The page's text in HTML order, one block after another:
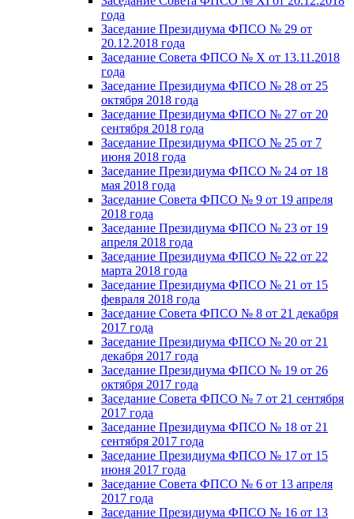
года
Заседание Президиума ФПСО № 29 от
20.12.2018 года
Заседание Совета ФПСО № X от 13.11.2018
года
Заседание Президиума ФПСО № 28 от 25
октября 2018 года
Заседание Президиума ФПСО № 27 от 20
сентября 2018 года
Заседание Президиума ФПСО № 25 от 7
июня 2018 года
Заседание Президиума ФПСО № 24 от 18
мая 2018 года
Заседание Совета ФПСО № 9 от 19 апреля
2018 года
Заседание Президиума ФПСО № 23 от 19
апреля 2018 года
Заседание Президиума ФПСО № 22 от 22
марта 2018 года
Заседание Президиума ФПСО № 21 от 15
февраля 2018 года
Заседание Совета ФПСО № 8 от 21 декабря
2017 года
Заседание Президиума ФПСО № 20 от 21
декабря 2017 года
Заседание Президиума ФПСО № 19 от 26
октября 2017 года
Заседание Совета ФПСО № 7 от 21 сентября
2017 года
Заседание Президиума ФПСО № 18 от 21
сентября 2017 года
Заседание Президиума ФПСО № 17 от 15
июня 2017 года
Заседание Совета ФПСО № 6 от 13 апреля
2017 года
Заседание Президиума ФПСО № 16 от 13